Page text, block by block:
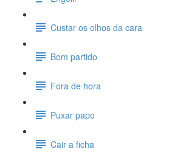
Custar os olhos da cara
Bom partido
Fora de hora
Puxar papo
Cair a ficha